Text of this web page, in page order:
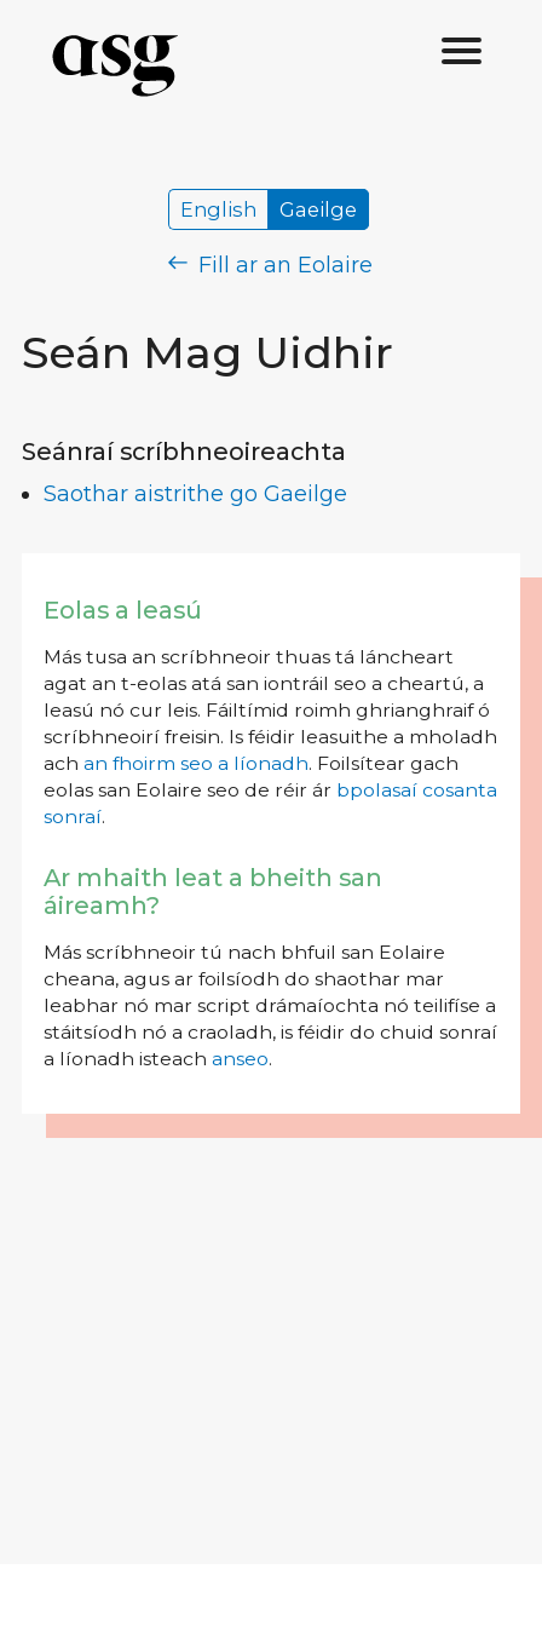
Seán Mag Uidhir
English Gaeilge
Fill ar an Eolaire
Seánraí scríbhneoireachta
Saothar aistrithe go Gaeilge
Eolas a leasú
Más tusa an scríbhneoir thuas tá láncheart
agat an t-eolas atá san iontráil seo a cheartú, a
leasú nó cur leis. Fáiltímid roimh ghrianghraif ó
scríbhneoirí freisin. Is féidir leasuithe a mholadh
ach an fhoirm seo a líonadh. Foilsítear gach
eolas san Eolaire seo de réir ár bpolasaí cosanta
sonraí.
Ar mhaith leat a bheith san
áireamh?
Más scríbhneoir tú nach bhfuil san Eolaire
cheana, agus ar foilsíodh do shaothar mar
leabhar nó mar script drámaíochta nó teilifíse a
stáitsíodh nó a craoladh, is féidir do chuid sonraí
a líonadh isteach anseo.